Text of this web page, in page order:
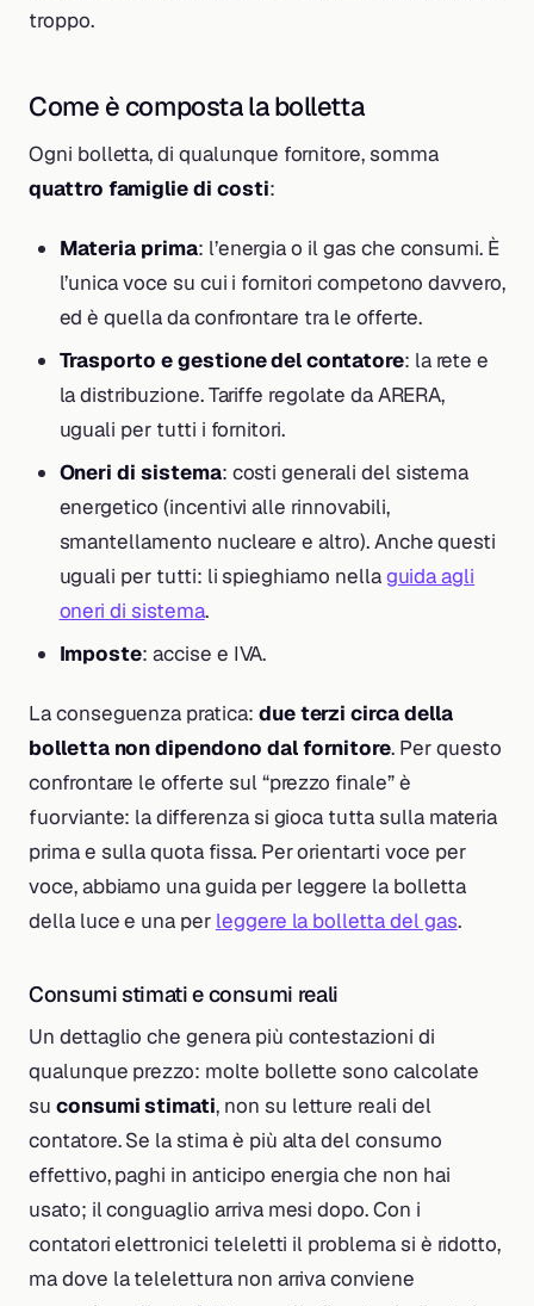
troppo.
Come è composta la bolletta
Ogni bolletta, di qualunque fornitore, somma
quattro famiglie di costi:
Materia prima: l’energia o il gas che consumi. È
l’unica voce su cui i fornitori competono davvero,
ed è quella da confrontare tra le offerte.
Trasporto e gestione del contatore: la rete e
la distribuzione. Tariffe regolate da ARERA,
uguali per tutti i fornitori.
Oneri di sistema: costi generali del sistema
energetico (incentivi alle rinnovabili,
smantellamento nucleare e altro). Anche questi
uguali per tutti: li spieghiamo nellaguida agli
oneri di sistema.
Imposte: accise e IVA.
La conseguenza pratica: due terzi circa della
bolletta non dipendono dal fornitore. Per questo
confrontare le offerte sul “prezzo finale” è
fuorviante: la differenza si gioca tutta sulla materia
prima e sulla quota fissa. Per orientarti voce per
voce, abbiamo una guida per leggere la bolletta
della luce e una per leggere la bolletta del gas.
Consumi stimati e consumi reali
Un dettaglio che genera più contestazioni di
qualunque prezzo: molte bollette sono calcolate
su consumi stimati, non su letture reali del
contatore. Se la stima è più alta del consumo
effettivo, paghi in anticipo energia che non hai
usato; il conguaglio arriva mesi dopo. Con i
contatori elettronici teleletti il problema si è ridotto,
ma dove la telelettura non arriva conviene